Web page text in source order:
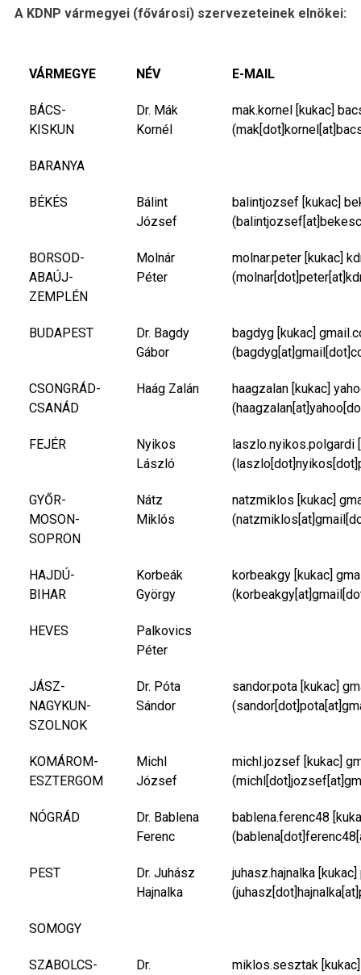
A KDNP vármegyei (fővárosi) szervezeteinek elnökei:
VÁRMEGYE NÉV E-MAIL
BÁCS-
KISKUN
Dr. Mák
Kornél
mak.kornel [kukac]
BARANYA
BÉKÉS
Bálint
József
balintjozsef [kukac]
BORSOD-
ABAÚJ-
ZEMPLÉN
Molnár
Péter
molnar.peter [kukac]
BUDAPEST
Dr. Bagdy
Gábor
bagdyg [kukac]
CSONGRÁD-
CSANÁD
Haág Zalán haagzalan [kukac]
FEJÉR
Nyikos
László
laszlo.nyikos.polgardi
GYŐR-
MOSON-
SOPRON
Nátz
Miklós
natzmiklos [kukac]
HAJDÚ-
BIHAR
Korbeák
György
korbeakgy [kukac]
HEVES
Palkovics
Péter
JÁSZ-
NAGYKUN-
SZOLNOK
Dr. Póta
Sándor
sandor.pota [kukac]
KOMÁROM-
ESZTERGOM
Michl
József
michl.jozsef [kukac]
NÓGRÁD
Dr. Bablena
Ferenc
bablena.ferenc48
PEST
Dr. Juhász
Hajnalka
juhasz.hajnalka [kukac]
SOMOGY
SZABOLCS-
Dr.
miklos.sesztak